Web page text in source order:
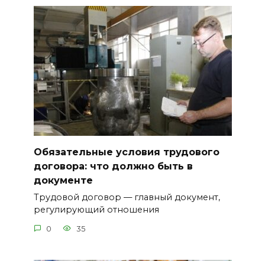
Обязательные условия трудового
договора: что должно быть в
документе
Трудовой договор — главный документ,
регулирующий отношения
0 35